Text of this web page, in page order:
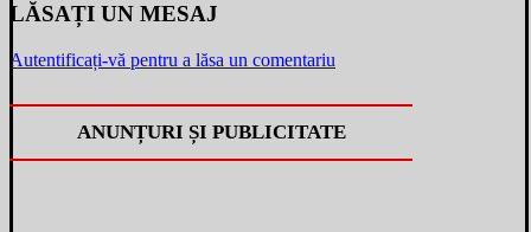
LĂSAȚI UN MESAJ
Autentificați-vă pentru a lăsa un comentariu
ANUNȚURI ȘI PUBLICITATE